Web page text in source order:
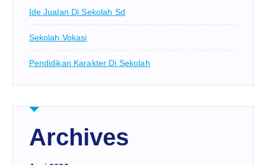
Ide Jualan Di Sekolah Sd
Sekolah Vokasi
Pendidikan Karakter Di Sekolah
Archives